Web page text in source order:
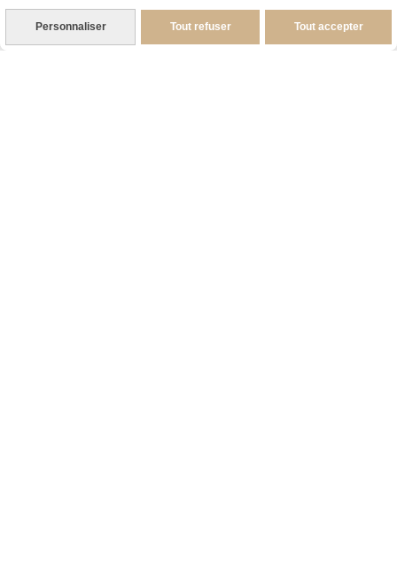
Personnaliser Tout refuser Tout accepter